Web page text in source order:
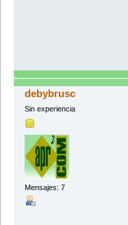
debybrusc
Sin experiencia
Mensajes: 7